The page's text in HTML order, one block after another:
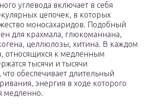
углевода включает в себя
цепочек, в которых
моносахаридов. Подобный
для крахмала, глюкоманнана,
целлюлозы, хитина. В каждом
относящихся к медленным
тысячи и тысячи
обеспечивает длительный
энергия в ходе которого
медленно.